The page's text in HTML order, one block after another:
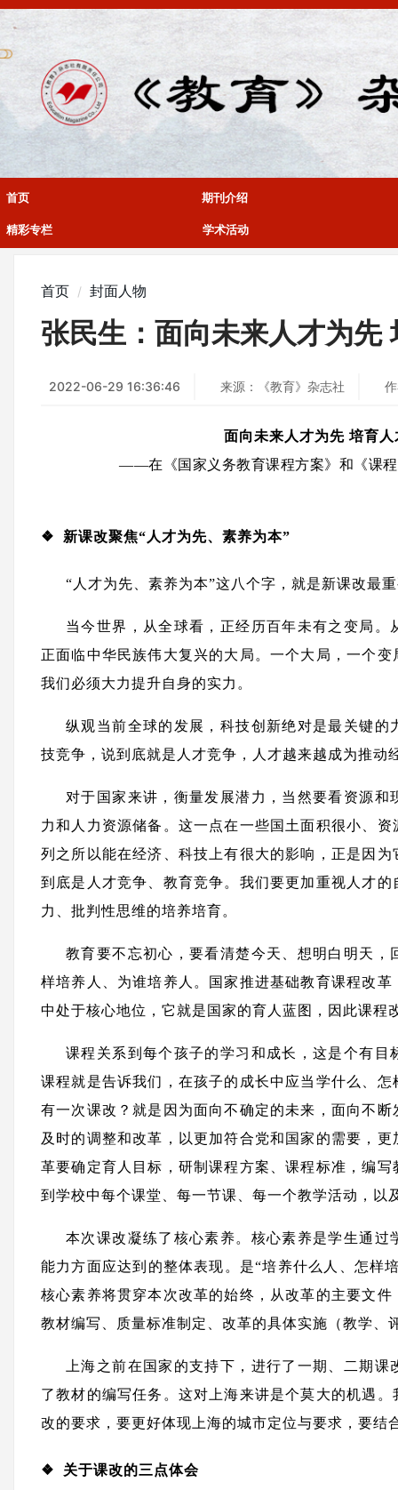
首页 期刊介绍
精彩专栏 学术活动
首页 封面人物
张民生：面向未来人才为先
2022-06-29 16:36:46 来源：《教育》杂志社
面向未来人才为先 培育
——在《国家义务教育课程方案》和《课
❖ 新课改聚焦“人才为先、素养为本”
“人才为先、素养为本”这八个字，就是新课改最
当今世界，从全球看，正经历百年未有之变局
正面临中华民族伟大复兴的大局。一个大局，一个
我们必须大力提升自身的实力。
纵观当前全球的发展，科技创新绝对是最关键
技竞争，说到底就是人才竞争，人才越来越成为推动
对于国家来讲，衡量发展潜力，当然要看资源
力和人力资源储备。这一点在一些国土面积很小、
列之所以能在经济、科技上有很大的影响，正是因
到底是人才竞争、教育竞争。我们要更加重视人才
力、批判性思维的培养培育。
教育要不忘初心，要看清楚今天、想明白明天
样培养人、为谁培养人。国家推进基础教育课程改
中处于核心地位，它就是国家的育人蓝图，因此课程
课程关系到每个孩子的学习和成长，这是个有
课程就是告诉我们，在孩子的成长中应当学什么、
有一次课改？就是因为面向不确定的未来，面向不
及时的调整和改革，以更加符合党和国家的需要，
革要确定育人目标，研制课程方案、课程标准，编
到学校中每个课堂、每一节课、每一个教学活动，以
本次课改凝练了核心素养。核心素养是学生通
能力方面应达到的整体表现。是“培养什么人、怎样
核心素养将贯穿本次改革的始终，从改革的主要文
教材编写、质量标准制定、改革的具体实施（教学、
上海之前在国家的支持下，进行了一期、二期
了教材的编写任务。这对上海来讲是个莫大的机遇
改的要求，要更好体现上海的城市定位与要求，要结
❖ 关于课改的三点体会